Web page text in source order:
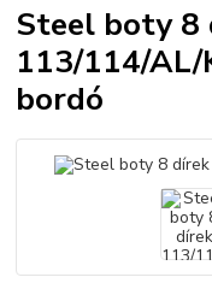
Steel boty 8
113/114/AL/
bordó